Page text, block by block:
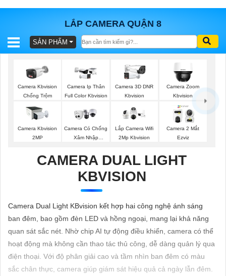
LẮP CAMERA QUẬN 8
BÁO
TRỌN
GÓI
SẢN
LẮP
ĐẶT
PHỤ
SẢN PHẨM
Camera Kbvision
Chống Trộm
Camera Ip Thân
Full Color Kbvision
Camera 3D DNR
Kbvision
Camera Zoom
Kbvision
Camera Kbvision
2MP
Camera Có Chống
Xâm Nhập
Lắp Camera Wifi
2Mp Kbvision
Camera 2 Mắt
Ezviz
CAMERA DUAL LIGHT
KBVISION
Camera Dual Light KBvision kết hợp hai công nghệ ánh sáng
ban đêm, bao gồm đèn LED và hồng ngoại, mang lại khả năng
quan sát sắc nét. Nhờ chip AI tự động điều khiển, camera có thể
hoạt động mà không cần thao tác thủ công, dễ dàng quản lý qua
điện thoại. Với độ phân giải cao và tầm nhìn ban đêm có màu
sắc chân thực, camera giúp giám sát hiệu quả cả ngày lẫn đêm.